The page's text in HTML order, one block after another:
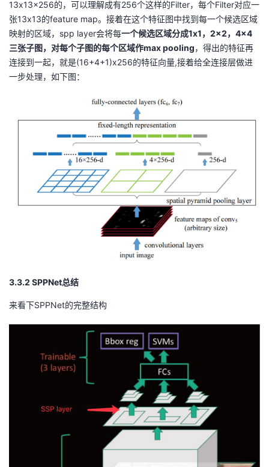
13x13x256的，可以理解成有256个这样的Filter，每个Filter对应一
张13x13的feature map。接着在这个特征图中找到每一个候选区域
映射的区域，spp layer会将每一个候选区域分成1x1，2x2，4x4
三张子图，对每个子图的每个区域作max pooling，得出的特征再
连接到一起，就是(16+4+1)x256的特征向量,接着给全连接层做进
一步处理，如下图：
3.3.2 SPPNet总结
来看下SPPNet的完整结构